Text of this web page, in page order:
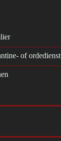
of ordedienst